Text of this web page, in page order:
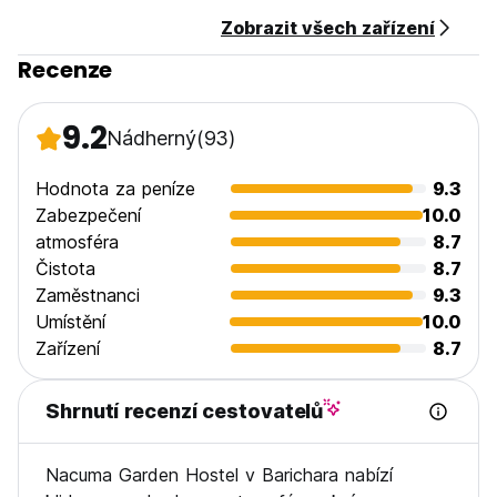
Příjezd od 14:00
Odhlášení před 14:00
Včetně daní.
Včetně snídaně.
Všeobecné:
Žádný zákaz vycházení.
Přátelský mazlíček.
Vhodné pro děti.
Nekuřácké. (Auto-translated from original language)
Zobrazit všech zařízení
Recenze
9.2Nádherný(93)
Hodnota za peníze
9.3
Zabezpečení
10.0
atmosféra
8.7
Čistota
8.7
Zaměstnanci
9.3
Umístění
10.0
Zařízení
8.7
Shrnutí recenzí cestovatelů
Nacuma Garden Hostel v Barichara nabízí